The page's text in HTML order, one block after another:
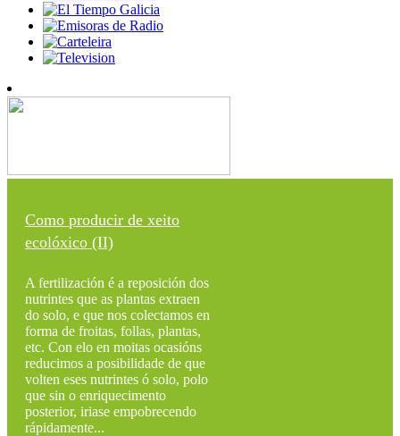
Como producir de xeito
ecolóxico (II)
A fertilización é a reposición dos
nutrintes que as plantas extraen
do solo, e que nos colectamos en
forma de froitas, follas, plantas,
etc. Con elo en moitas ocasións
reducimos a posibilidade de que
volten eses nutrintes ó solo, polo
que sin o enriquecimento
posterior, iriase empobrecendo
rápidamente...